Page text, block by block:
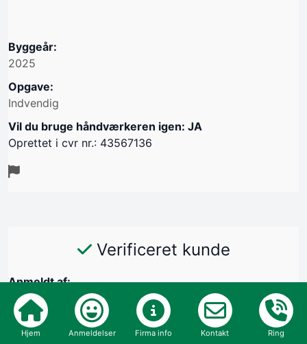
Byggeår:
2025
Opgave:
Indvendig
Vil du bruge håndværkeren igen: JA
Oprettet i cvr nr.: 43567136
Verificeret kunde
Anmeldt af:
Helle Willemoes, 2980 Kokkedal
29/10-2025
Hjem Anmeldelser Firma info Kontakt Ring